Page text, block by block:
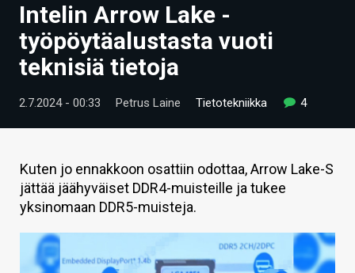
UUTISET
ARTIKKELIT
VIDEOT
TECHBBS
TIETOA
HINTA.FI
VAIHDA TEEMA
Intelin Arrow Lake -
työpöytäalustasta vuoti
teknisiä tietoja
2.7.2024 - 00:33 Petrus Laine Tietotekniikka 4
Kuten jo ennakkoon osattiin odottaa, Arrow Lake-S
jättää jäähyväiset DDR4-muisteille ja tukee
yksinomaan DDR5-muisteja.